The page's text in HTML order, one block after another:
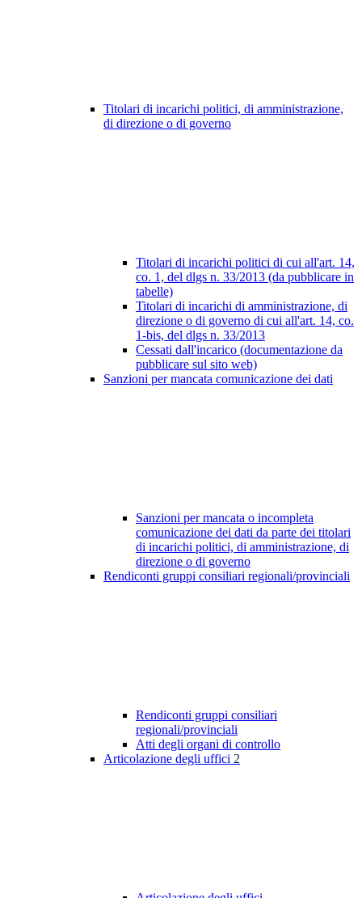
Titolari di incarichi politici, di amministrazione,
di direzione o di governo
Titolari di incarichi politici di cui all'art. 14,
co. 1, del dlgs n. 33/2013 (da pubblicare in
tabelle)
Titolari di incarichi di amministrazione, di
direzione o di governo di cui all'art. 14, co.
1-bis, del dlgs n. 33/2013
Cessati dall'incarico (documentazione da
pubblicare sul sito web)
Sanzioni per mancata comunicazione dei dati
Sanzioni per mancata o incompleta
comunicazione dei dati da parte dei titolari
di incarichi politici, di amministrazione, di
direzione o di governo
Rendiconti gruppi consiliari regionali/provinciali
Rendiconti gruppi consiliari
regionali/provinciali
Atti degli organi di controllo
Articolazione degli uffici 2